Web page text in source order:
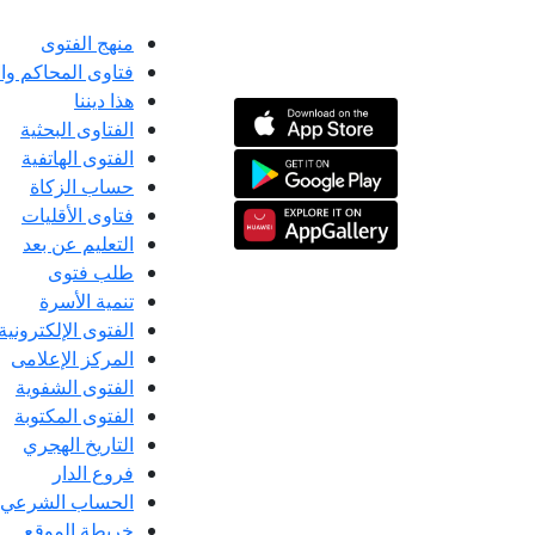
منهج الفتوى
فتاوى المحاكم
هذا ديننا
الفتاوى البحثية
الفتوى الهاتفية
حساب الزكاة
فتاوى الأقليات
التعليم عن بعد
طلب فتوى
تنمية الأسرة
الفتوى الإلكترونية
المركز الإعلامى
الفتوى الشفوية
الفتوى المكتوبة
التاريخ الهجري
فروع الدار
الحساب الشرعي